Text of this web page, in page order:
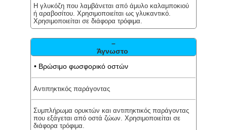
Η γλυκόζη που λαμβάνεται από άμυλο καλαμποκιού
ή αραβοσίτου. Χρησιμοποιείται ως γλυκαντικό.
Χρησιμοποιείται σε διάφορα τρόφιμα.
–
Άγνωστο
• Βρώσιμο φωσφορικό οστών
Αντιπηκτικός παράγοντας
Συμπλήρωμα ορυκτών και αντιπηκτικός παράγοντας
που εξάγεται από οστά ζώων. Χρησιμοποιείται σε
διάφορα τρόφιμα.